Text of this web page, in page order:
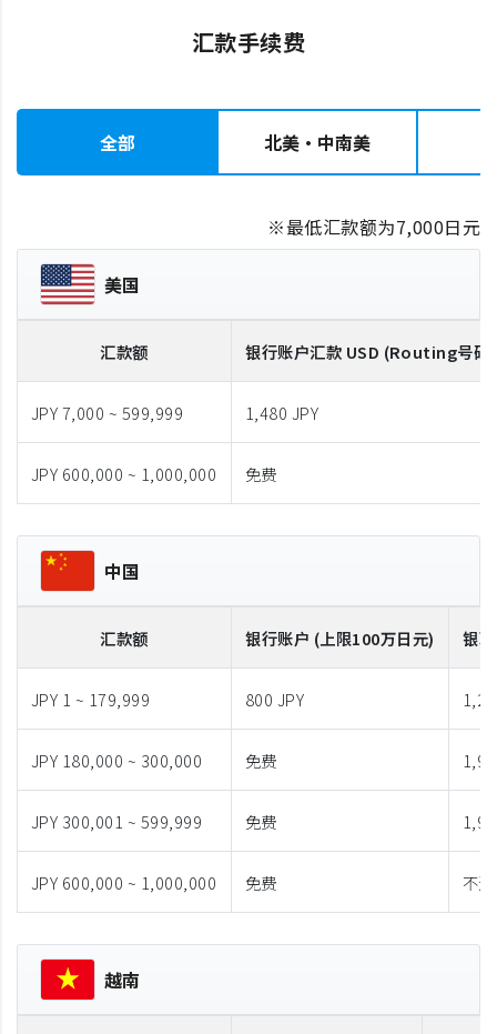
汇款手续费
全部 北美・中南美
※最低汇款额为7,000日元
美国
汇款额 银行账户汇款 USD (Routing号码
JPY 7,000 ~ 599,999 1,480 JPY
JPY 600,000 ~ 1,000,000 免费
中国
汇款额 银行账户 (上限100万日元) 银
JPY 1 ~ 179,999 800 JPY
JPY 180,000 ~ 300,000 免费
JPY 300,001 ~ 599,999 免费
JPY 600,000 ~ 1,000,000 免费 不
越南